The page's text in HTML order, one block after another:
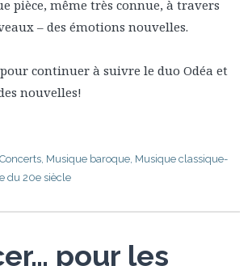
pièce, même très connue, à travers
– des émotions nouvelles.
continuer à suivre le duo Odéa et
nouvelles!
Concerts, Musique baroque, Musique classique-
du 20e siècle
pour les